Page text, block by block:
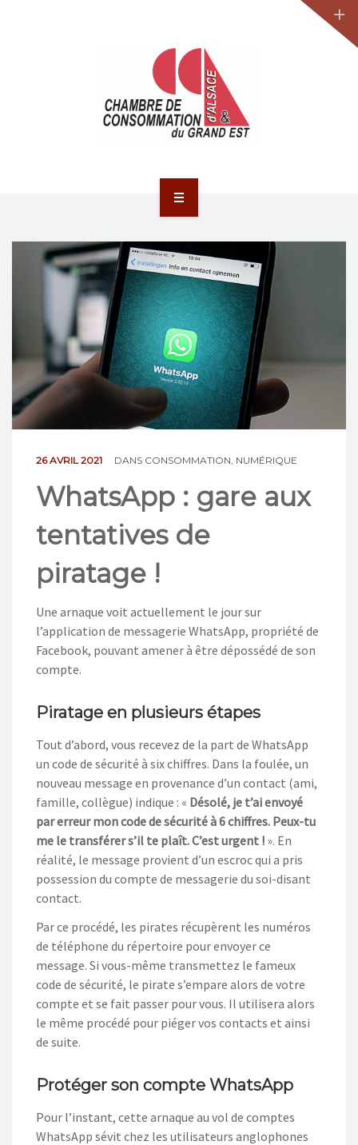
ACTUALITÉS
JURIDIQUE
LA CCA-GE
NOS ACTIONS
CONTACT
26 AVRIL 2021 DANS CONSOMMATION NUMÉRIQUE
WhatsApp : gare aux
tentatives de
piratage !
Une arnaque voit actuellement le jour sur
l’application de messagerie WhatsApp, propriété de
Facebook, pouvant amener à être dépossédé de son
compte.
Piratage en plusieurs étapes
Tout d’abord, vous recevez de la part de WhatsApp
un code de sécurité à six chiffres. Dans la foulée, un
nouveau message en provenance d’un contact (ami,
famille, collègue) indique : « Désolé, je t’ai envoyé
par erreur mon code de sécurité à 6 chiffres. Peux-tu
me le transférer s’il te plaît. C’est urgent ! ». En
réalité, le message provient d’un escroc qui a pris
possession du compte de messagerie du soi-disant
contact.
Par ce procédé, les pirates récupèrent les numéros
de téléphone du répertoire pour envoyer ce
message. Si vous-même transmettez le fameux
code de sécurité, le pirate s’empare alors de votre
compte et se fait passer pour vous. Il utilisera alors
le même procédé pour piéger vos contacts et ainsi
de suite.
Protéger son compte WhatsApp
Pour l’instant, cette arnaque au vol de comptes
WhatsApp sévit chez les utilisateurs anglophones